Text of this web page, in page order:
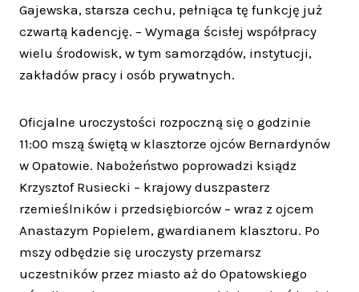
Gajewska, starsza cechu, pełniąca tę funkcję już
czwartą kadencję. – Wymaga ścisłej współpracy
wielu środowisk, w tym samorządów, instytucji,
zakładów pracy i osób prywatnych.
Oficjalne uroczystości rozpoczną się o godzinie
11:00 mszą świętą w klasztorze ojców Bernardynów
w Opatowie. Nabożeństwo poprowadzi ksiądz
Krzysztof Rusiecki – krajowy duszpasterz
rzemieślników i przedsiębiorców – wraz z ojcem
Anastazym Popielem, gwardianem klasztoru. Po
mszy odbędzie się uroczysty przemarsz
uczestników przez miasto aż do Opatowskiego